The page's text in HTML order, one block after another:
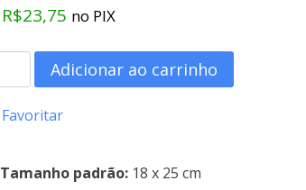
R$23,75 no PIX
Adicionar ao carrinho
Favoritar
Tamanho padrão: 18 x 25 cm